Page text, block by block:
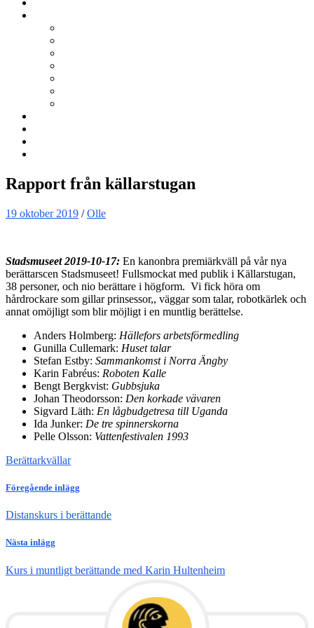
Rapport från källarstugan
19 oktober 2019 /Olle
Stadsmuseet 2019-10-17: En kanonbra premiärkväll på vår nya
berättarscen Stadsmuseet! Fullsmockat med publik i Källarstugan,
38 personer, och nio berättare i högform. Vi fick höra om
hårdrockare som gillar prinsessor,, väggar som talar, robotkärlek och
annat omöjligt som blir möjligt i en muntlig berättelse.
Anders Holmberg: Hällefors arbetsförmedling
Gunilla Cullemark: Huset talar
Stefan Estby: Sammankomst i Norra Ängby
Karin Fabréus: Roboten Kalle
Bengt Bergkvist: Gubbsjuka
Johan Theodorsson: Den korkade vävaren
Sigvard Läth: En lågbudgetresa till Uganda
Ida Junker: De tre spinnerskorna
Pelle Olsson: Vattenfestivalen 1993
Berättarkvällar
Föregående inlägg
Distanskurs i berättande
Nästa inlägg
Kurs i muntligt berättande med Karin Hultenheim